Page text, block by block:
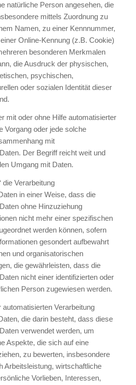
natürliche Person angesehen, die
mittels Zuordnung zu
Namen, zu einer Kennnummer,
Online-Kennung (z.B. Cookie)
besonderen Merkmalen
die Ausdruck der physischen,
psychischen,
oder sozialen Identität dieser
mit oder ohne Hilfe automatisierter
Vorgang oder jede solche
mit
Der Begriff reicht weit und
Umgang mit Daten.
die Verarbeitung
in einer Weise, dass die
ohne Hinzuziehung
nicht mehr einer spezifischen
werden können, sofern
gesondert aufbewahrt
und organisatorischen
die gewährleisten, dass die
nicht einer identifizierten oder
Person zugewiesen werden.
automatisierten Verarbeitung
die darin besteht, dass diese
verwendet werden, um
Aspekte, die sich auf eine
zu bewerten, insbesondere
Arbeitsleistung, wirtschaftliche
Vorlieben, Interessen,